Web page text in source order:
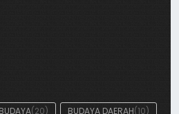
BUDAYA(20) BUDAYA DAERAH(10)